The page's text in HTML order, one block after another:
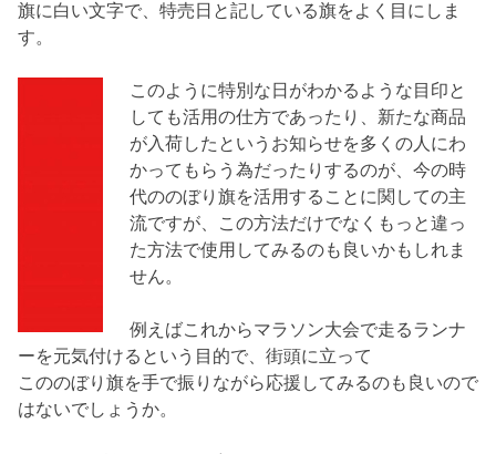
旗に白い文字で、特売日と記している旗をよく目にしま
す。
このように特別な日がわかるような目印と
しても活用の仕方であったり、新たな商品
が入荷したというお知らせを多くの人にわ
かってもらう為だったりするのが、今の時
代ののぼり旗を活用することに関しての主
流ですが、この方法だけでなくもっと違っ
た方法で使用してみるのも良いかもしれま
せん。
例えばこれからマラソン大会で走るランナ
ーを元気付けるという目的で、街頭に立って
こののぼり旗を手で振りながら応援してみるのも良いので
はないでしょうか。